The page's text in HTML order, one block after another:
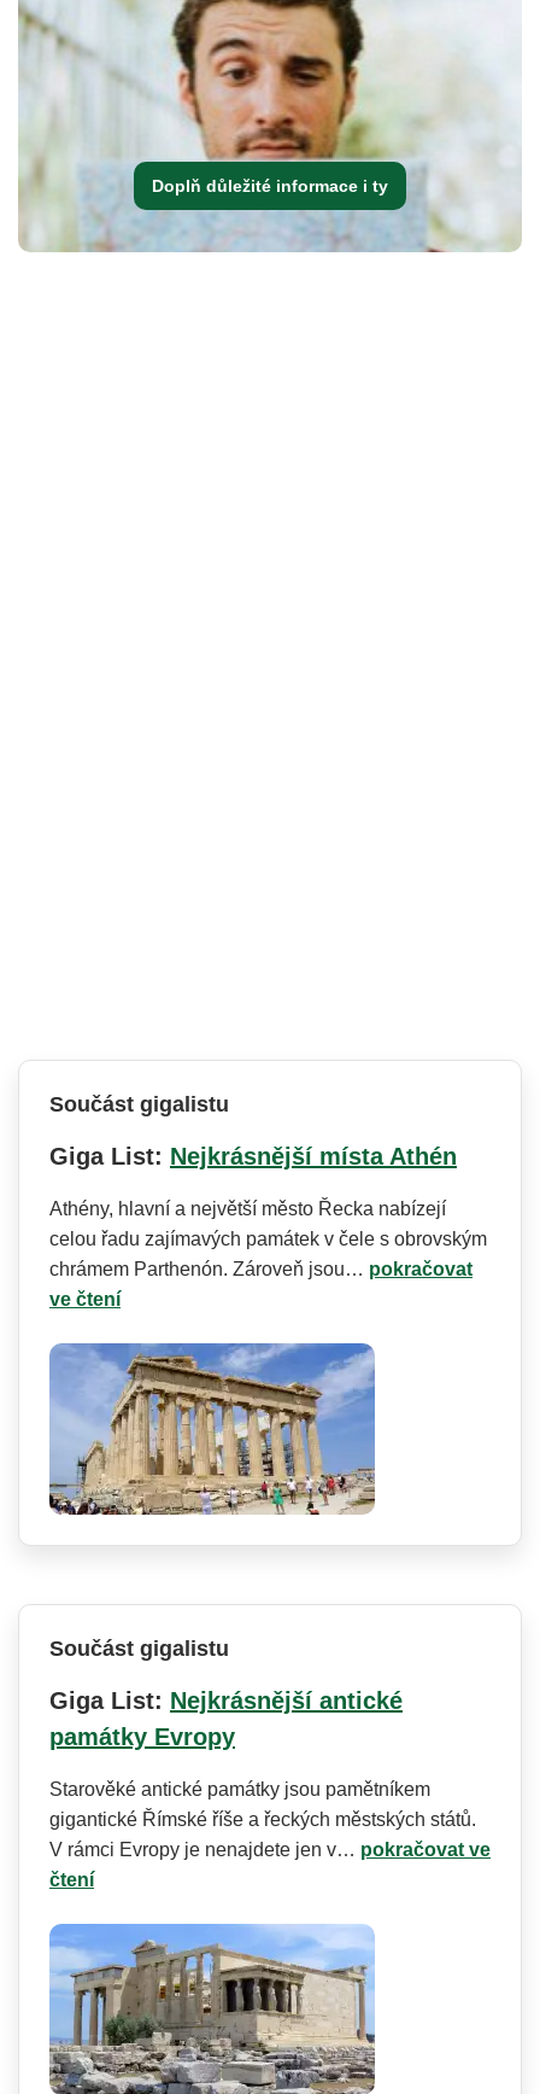
Doplň důležité informace i ty
Součást gigalistu
Giga List: Nejkrásnější místa Athén
Athény, hlavní a největší město Řecka nabízejí
celou řadu zajímavých památek v čele s obrovským
chrámem Parthenón. Zároveň jsou… pokračovat
ve čtení
Součást gigalistu
Giga List: Nejkrásnější antické
památky Evropy
Starověké antické památky jsou pamětníkem
gigantické Římské říše a řeckých městských států.
V rámci Evropy je nenajdete jen v… pokračovat ve
čtení